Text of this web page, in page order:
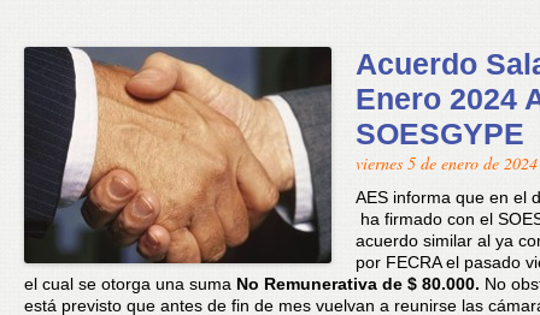
Acuerdo
Enero 2024
SOESGYPE
viernes 5 de enero de 2024
AES informa que en el
ha firmado con el
acuerdo similar al ya
por FECRA el pasado
el cual se otorga una suma No Remunerativa de $ 80.000. No
está previsto que antes de fin de mes vuelvan a reunirse las